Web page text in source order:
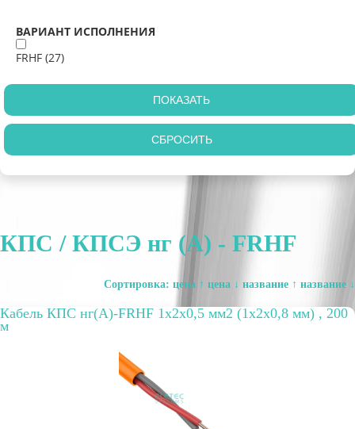
ВАРИАНТ ИСПОЛНЕНИЯ
FRHF (27)
КПС / КПСЭ нг (А) - FRHF
Сортировка: цена ↑ цена ↓ название ↑ название ↓
Кабель КПС нг(А)-FRHF 1х2х0,5 мм2 (1х2х0,8 мм) , 200
м